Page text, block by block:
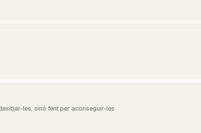
les, sinó fent per aconseguir-les